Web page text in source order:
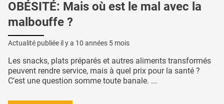
OBÉSITÉ: Mais où est le mal avec la
malbouffe ?
Actualité publiée il y a 10 années 5 mois
Les snacks, plats préparés et autres aliments transformés
peuvent rendre service, mais à quel prix pour la santé ?
C’est une question somme toute banale. ...